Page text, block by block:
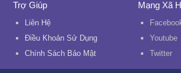
Trợ Giúp
Liên Hệ
Điều Khoản Sử Dụng
Chính Sách Bảo Mật
Mạng Xã
Youtube
Twitter